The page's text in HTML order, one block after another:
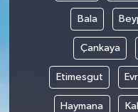
Bala
Çankaya
Etimesgut
Haymana